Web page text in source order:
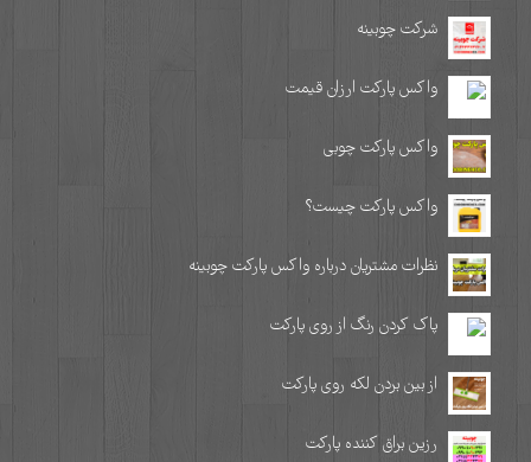
شرکت چوبینه
واکس پارکت ارزان قیمت
واکس پارکت چوبی
واکس پارکت چیست؟
نظرات مشتریان درباره واکس پارکت چوبینه
پاک کردن رنگ از روی پارکت
از بین بردن لکه روی پارکت
رزین براق کننده پارکت